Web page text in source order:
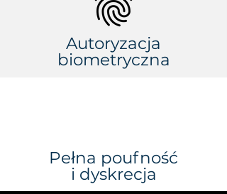
Autoryzacja
biometryczna
Pełna poufność
i dyskrecja